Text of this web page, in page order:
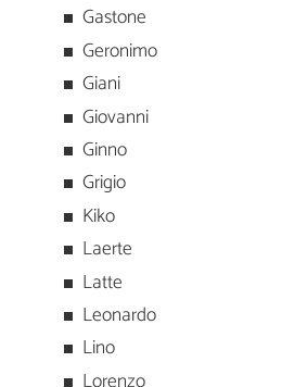
Gastone
Geronimo
Giani
Giovanni
Ginno
Grigio
Kiko
Laerte
Latte
Leonardo
Lino